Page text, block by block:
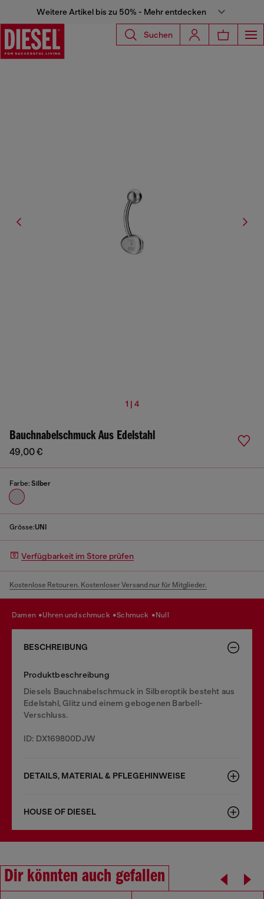
Weitere Artikel bis zu 50% - Mehr entdecken
Suchen
1 | 4
Bauchnabelschmuck Aus Edelstahl
49,00 €
Farbe: Silber
Grösse:UNI
Verfügbarkeit im Store prüfen
Kostenlose Retouren. Kostenloser Versand nur für Mitglieder.
damen uhren und schmuck schmuck null
BESCHREIBUNG
Produktbeschreibung
Diesels Bauchnabelschmuck in Silberoptik besteht aus
Edelstahl, Glitz und einem gebogenen Barbell-
Verschluss.
ID: DX169800DJW
DETAILS, MATERIAL & PFLEGEHINWEISE
HOUSE OF DIESEL
Dir könnten auch gefallen